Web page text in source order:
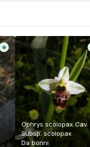
Ophrys scolopax Cav.
Subsp. scolopax
Dabonni